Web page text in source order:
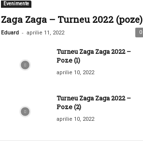
Evenimente
Zaga Zaga – Turneu 2022 (poze)
Eduard - aprilie 11, 2022 0
Turneu Zaga Zaga 2022 –
Poze (1)
aprilie 10, 2022
Turneu Zaga Zaga 2022 –
Poze (2)
aprilie 10, 2022